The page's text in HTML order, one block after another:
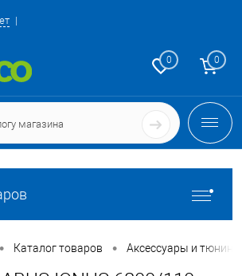
0 0
• Каталог товаров • Аксессуары и тюнинг